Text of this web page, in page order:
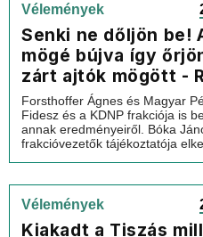
Vélemények
Senki ne dőljön be!
mögé bújva így
zárt ajtók mögött -
Forsthoffer Ágnes és Magyar
Fidesz és a KDNP frakciója is
annak eredményeiről. Bóka
frakcióvezetők tájékoztatója
Vélemények
Kiakadt a Tiszás